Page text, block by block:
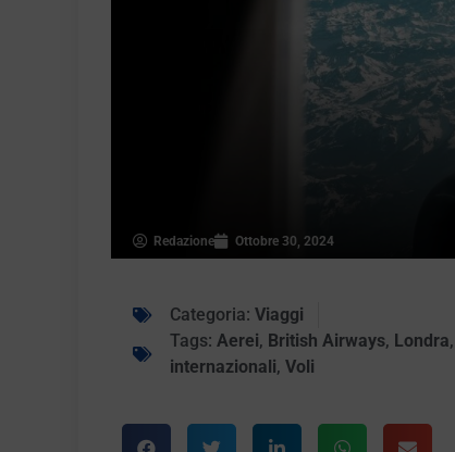
Redazione Ottobre 30, 2024
Categoria: Viaggi
Tags: Aerei, British Airways, Londra,
internazionali, Voli